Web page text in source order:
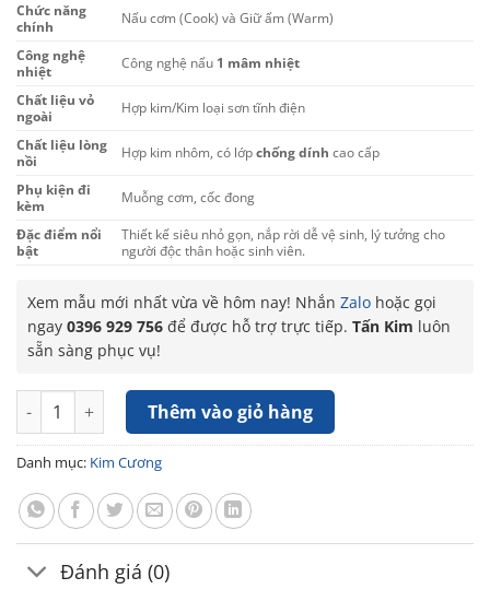
Chức năng
chính
Nấu cơm (Cook) và Giữ ấm (Warm)
Công nghệ
nhiệt
Công nghệ nấu 1 mâm nhiệt
Chất liệu vỏ
ngoài
Hợp kim/Kim loại sơn tĩnh điện
Chất liệu lòng
nồi
Hợp kim nhôm, có lớpchống dính cao cấp
Phụ kiện đi
kèm
Muỗng cơm, cốc đong
Đặc điểm nổi
bật
Thiết kế siêu nhỏ gọn, nắp rời dễ vệ sinh, lý tưởng cho
người độc thân hoặc sinh viên.
Xem mẫu mới nhất vừa về hôm nay! Nhắn Zalo hoặc gọi
ngay 0396 929 756 để được hỗ trợ trực tiếp. Tấn Kim luôn
sẵn sàng phục vụ!
Nồi Cơm Điện Kim Cương - Nắp Rời Chống Dính 0.8 Lít số
Thêm vào giỏ hàng
Danh mục: Kim Cương
Đánh giá (0)